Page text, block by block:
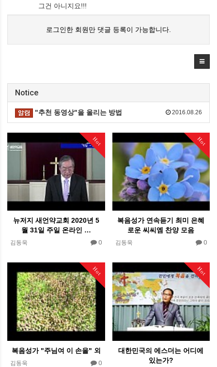
그건 아니지요!!!
로그인한 회원만 댓글 등록이 가능합니다.
Notice
2016.08.26
"추천 동영상"을 올리는 방법
Hot
뉴저지 새언약교회 2020년 5
월 31일 주일 온라인 …
김동욱 0
Hot
복음성가 연속듣기 최미 은혜
로운 씨씨엠 찬양 모음
김동욱 0
Hot
복음성가 "주님여 이 손을" 외
김동욱 0
Hot
대한민국의 에스더는 어디에
있는가?